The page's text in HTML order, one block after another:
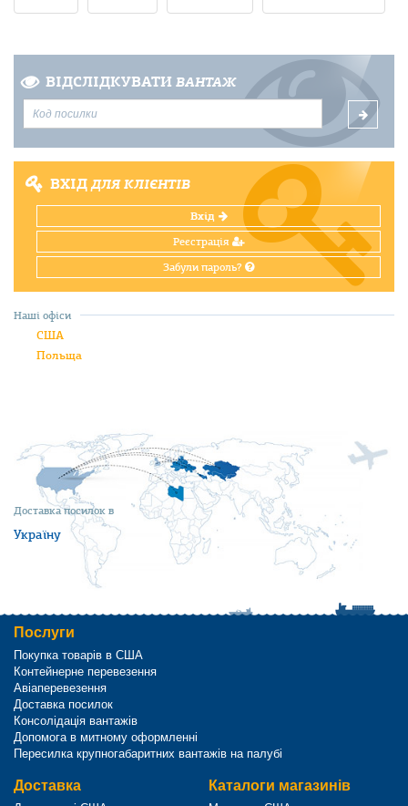
ВІДСЛІДКУВАТИ ВАНТАЖ
ВХІДДЛЯ КЛІЄНТІВ
Вхід
Реєстрація
Забули пароль?
Доставка посилок в
Україну
Наші офіси
США
Польща
Послуги
Покупка товарів в США
Контейнерне перевезення
Авіаперевезення
Доставка посилок
Консолідація вантажів
Допомога в митному оформленні
Пересилка крупногабаритних вантажів на палубі
Доставка Каталоги магазинів